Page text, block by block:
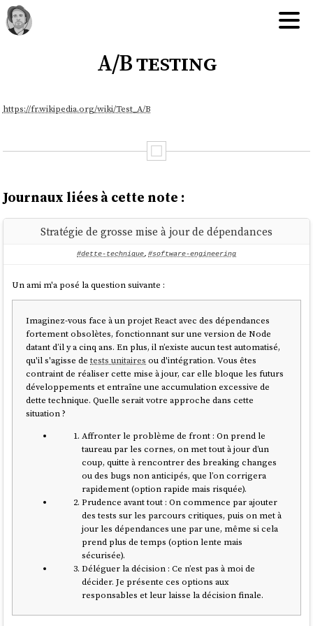
A/B testing
https://fr.wikipedia.org/wiki/Test_A/B
Journaux liées à cette note :
Stratégie de grosse mise à jour de dépendances
#dette-technique, #software-engineering
Un ami m'a posé la question suivante :
Imaginez-vous face à un projet React avec des dépendances
fortement obsolètes, fonctionnant sur une version de Node
datant d’il y a cinq ans. En plus, il n’existe aucun test automatisé,
qu'il s'agisse detests unitaires ou d'intégration. Vous êtes
contraint de réaliser cette mise à jour, car elle bloque les futurs
développements et entraîne une accumulation excessive de
dette technique. Quelle serait votre approche dans cette
situation ?
Affronter le problème de front : On prend le
taureau par les cornes, on met tout à jour d’un
coup, quitte à rencontrer des breaking changes
ou des bugs non anticipés, que l’on corrigera
rapidement (option rapide mais risquée).
Prudence avant tout : On commence par ajouter
des tests sur les parcours critiques, puis on met à
jour les dépendances une par une, même si cela
prend plus de temps (option lente mais
sécurisée).
Déléguer la décision : Ce n’est pas à moi de
décider. Je présente ces options aux
responsables et leur laisse la décision finale.